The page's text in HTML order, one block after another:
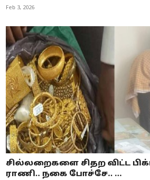
Feb 3, 2026
சில்லறைகளை சிதற விட்ட
ராணி.. நகை போச்சே.. ...